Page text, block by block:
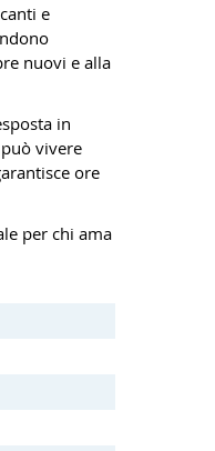
e
nuovi e alla
in
vivere
ore
per chi ama